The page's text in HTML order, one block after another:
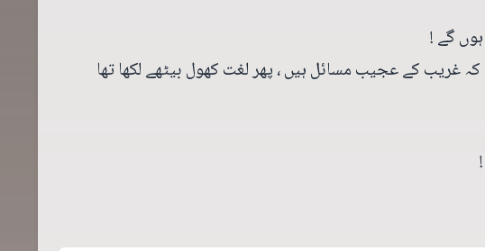
گے !
کے عجیب مسائل ہیں ، پھر لغت کھول بیٹھے لکھا تھا